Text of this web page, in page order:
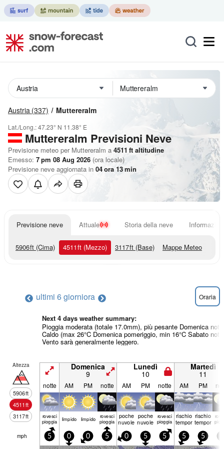
Austria (337) Muttereralm
Lat./Long.:47.23° N 11.38° E
Muttereralm Previsioni Neve
Previsione meteo per Muttereralm a 4511 ft altitudine
Emesso: 7 pm 08 Aug 2026 (ora locale)
Previsione neve aggiornata in 04ora 13min
Previsione neve Attuale Storia della neve
5906ft (Cima) 4511ft (Mezzo) 3117ft (Base) Mappe Meteo
ultimi 6 giorniora Oraria
Next 4 days weather summary:
Pioggia moderata (totale 17.0mm), più pesante Domenica
Caldo (max 26°C Domenica pomeriggio, min 16°C Sabato
Vento sarà generalmente leggero.
Altezza
5906ft
4511ft
3117ft
Domenica
9
Lunedì
10
Martedì
11
notte AM PM notte AM PM notte AM PM
rovesci
pioggia limp­ido limp­ido rovesci
pioggia
poche
nuvole
poche
nuvole
rovesci
pioggia
rischio
temporale
rischio
temporale
mph 5 0 0 5 0 5 5 5 5